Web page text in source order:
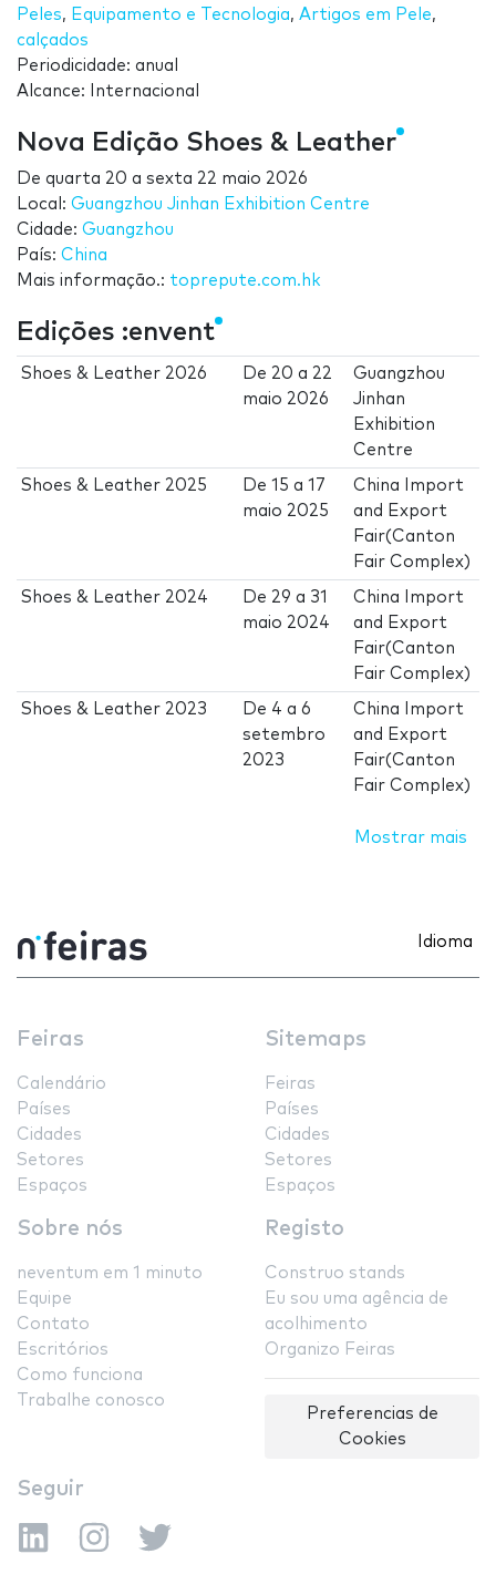
Peles, Equipamento e Tecnologia, Artigos em Pele,
calçados
Periodicidade: anual
Alcance: Internacional
Nova Edição Shoes & Leather
De quarta 20 a sexta 22 maio 2026
Local: Guangzhou Jinhan Exhibition Centre
Cidade: Guangzhou
País: China
Mais informação.: toprepute.com.hk
Edições :envent
Shoes & Leather 2026 De 20 a 22
maio 2026
Guangzhou
Jinhan
Exhibition
Centre
Shoes & Leather 2025 De15 a17
maio 2025
China Import
and Export
Fair(Canton
Fair Complex)
Shoes & Leather 2024 De 29 a 31
maio 2024
China Import
and Export
Fair(Canton
Fair Complex)
Shoes & Leather 2023 De 4 a6
setembro
2023
China Import
and Export
Fair(Canton
Fair Complex)
Mostrar mais
Idioma
Feiras
Calendário
Países
Cidades
Setores
Espaços
Sitemaps
Feiras
Países
Cidades
Setores
Espaços
Sobre nós
neventum em 1 minuto
Equipe
Contato
Escritórios
Como funciona
Trabalhe conosco
Registo
Construo stands
Eu sou uma agência de
acolhimento
Organizo Feiras
Preferencias de
Cookies
Seguir